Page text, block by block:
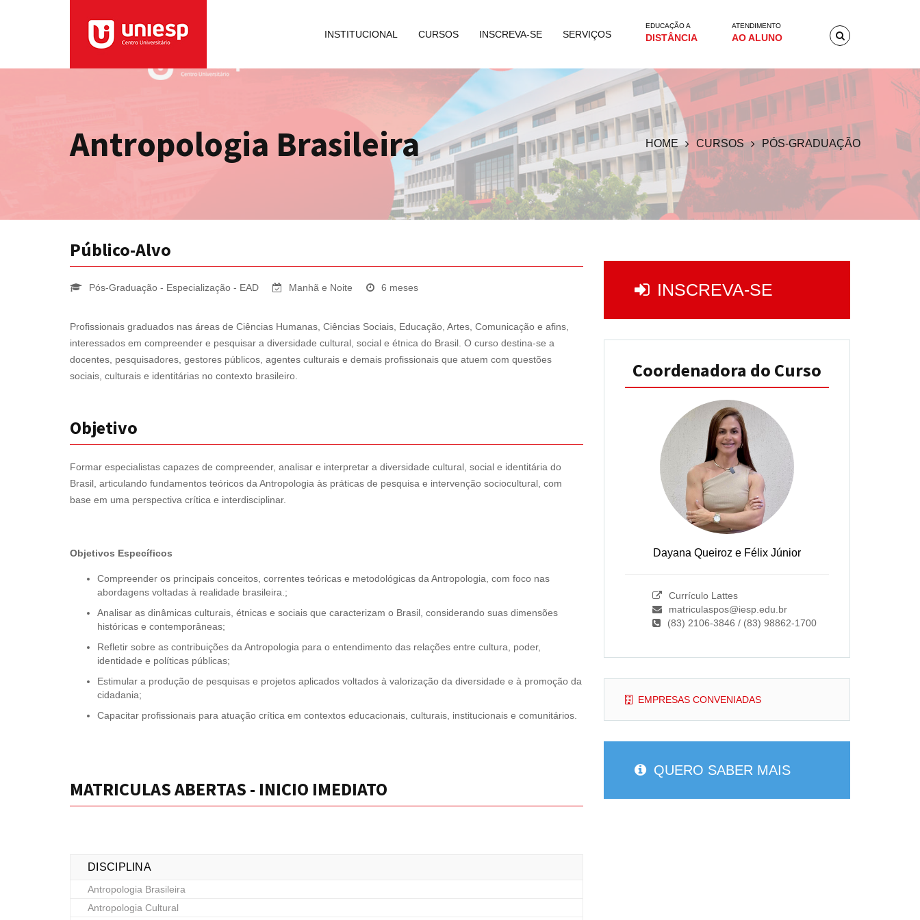
INSTITUCIONAL CURSOS INSCREVA-SE SERVIÇOS
EDUCAÇÃO A
DISTÂNCIA
ATENDIMENTO
AO ALUNO
Antropologia Brasileira HOME CURSOS PÓS-GRADUAÇÃO
Público-Alvo
Pós-Graduação - Especialização - EAD Manhã e Noite 6 meses
Profissionais graduados nas áreas de Ciências Humanas, Ciências Sociais, Educação, Artes, Comunicação e afins,
interessados em compreender e pesquisar a diversidade cultural, social e étnica do Brasil. O curso destina-se a
docentes, pesquisadores, gestores públicos, agentes culturais e demais profissionais que atuem com questões
sociais, culturais e identitárias no contexto brasileiro.
Objetivo
Formar especialistas capazes de compreender, analisar e interpretar a diversidade cultural, social e identitária do
Brasil, articulando fundamentos teóricos da Antropologia às práticas de pesquisa e intervenção sociocultural, com
base em uma perspectiva crítica e interdisciplinar.
Objetivos Específicos
Compreender os principais conceitos, correntes teóricas e metodológicas da Antropologia, com foco nas
abordagens voltadas à realidade brasileira.;
Analisar as dinâmicas culturais, étnicas e sociais que caracterizam o Brasil, considerando suas dimensões
históricas e contemporâneas;
Refletir sobre as contribuições da Antropologia para o entendimento das relações entre cultura, poder,
identidade e políticas públicas;
Estimular a produção de pesquisas e projetos aplicados voltados à valorização da diversidade e à promoção da
cidadania;
Capacitar profissionais para atuação crítica em contextos educacionais, culturais, institucionais e comunitários.
MATRICULAS ABERTAS - INICIO IMEDIATO
DISCIPLINA
Antropologia Brasileira
Antropologia Cultural
INSCREVA-SE
Coordenadora do Curso
Dayana Queiroz e Félix Júnior
Currículo Lattes
matriculaspos@iesp.edu.br
(83) 2106-3846 / (83) 98862-1700
EMPRESAS CONVENIADAS
QUERO SABER MAIS